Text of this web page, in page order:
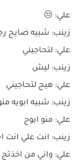
علي: 😒
زينب: شبيه ضايج
علي: لتحاجيني
زينب: ليش
علي: هيج لتحاجيني
زينب: شبيه ابويه
علي: منو ابوج
زينب: انت علي انت
علي: واني من